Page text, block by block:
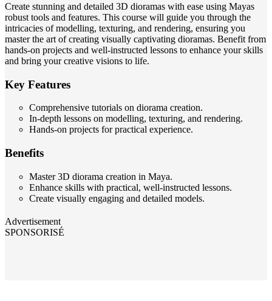
Create stunning and detailed 3D dioramas with ease using Mayas
robust tools and features. This course will guide you through the
intricacies of modelling, texturing, and rendering, ensuring you
master the art of creating visually captivating dioramas. Benefit from
hands-on projects and well-instructed lessons to enhance your skills
and bring your creative visions to life.
Key Features
Comprehensive tutorials on diorama creation.
In-depth lessons on modelling, texturing, and rendering.
Hands-on projects for practical experience.
Benefits
Master 3D diorama creation in Maya.
Enhance skills with practical, well-instructed lessons.
Create visually engaging and detailed models.
Advertisement
SPONSORISÉ